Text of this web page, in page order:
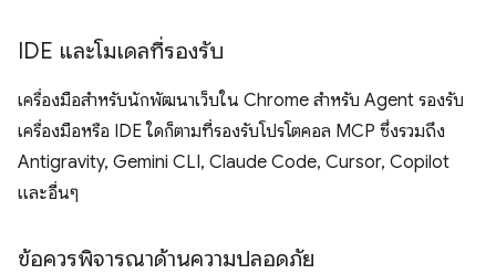
IDE และโมเดลที่รองรับ
เครื่องมือสำหรับนักพัฒนาเว็บใน Chrome สำหรับ Agent รองรับ
เครื่องมือหรือ IDE ใดก็ตามที่รองรับโปรโตคอล MCP ซึ่งรวมถึง
Antigravity, Gemini CLI, Claude Code, Cursor, Copilot
และอื่นๆ
ข้อควรพิจารณาด้านความปลอดภัย